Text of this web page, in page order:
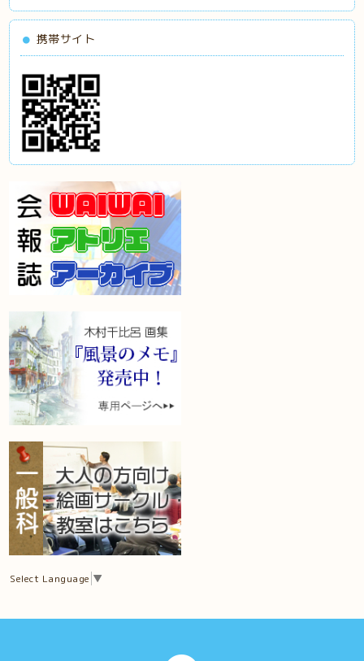
携帯サイト
Select Language ▼